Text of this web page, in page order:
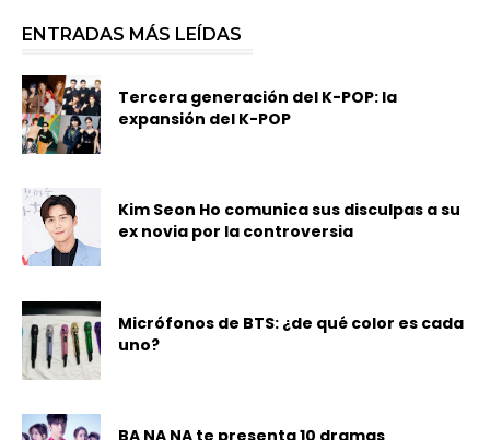
ENTRADAS MÁS LEÍDAS
Tercera generación del K-POP: la
expansión del K-POP
Kim Seon Ho comunica sus disculpas a su
ex novia por la controversia
Micrófonos de BTS: ¿de qué color es cada
uno?